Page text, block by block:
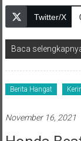
Twitter/X
Baca
Berita Hangat
November 16, 2021